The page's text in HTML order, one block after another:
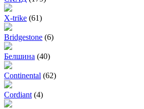
X-trike (61)
Bridgestone (6)
Белшина (40)
Continental (62)
Cordiant (4)